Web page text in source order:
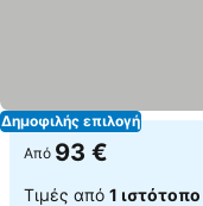
Δημοφιλής επιλογή
Από 93 €
Τιμές από 1 ιστότοπο